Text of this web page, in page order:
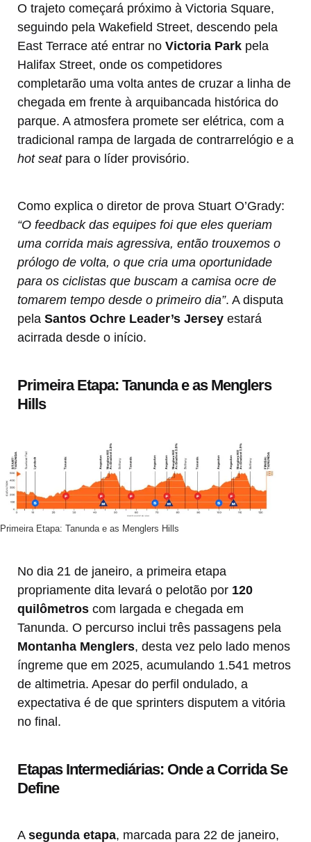
O trajeto começará próximo à Victoria Square,
seguindo pela Wakefield Street, descendo pela
East Terrace até entrar no Victoria Park pela
Halifax Street, onde os competidores
completarão uma volta antes de cruzar a linha de
chegada em frente à arquibancada histórica do
parque. A atmosfera promete ser elétrica, com a
tradicional rampa de largada de contrarrelógio e a
hot seatpara o líder provisório.
Como explica o diretor de prova Stuart O’Grady:
“O feedback das equipes foi que eles queriam
uma corrida mais agressiva, então trouxemos o
prólogo de volta, o que cria uma oportunidade
para os ciclistas que buscam a camisa ocre de
tomarem tempo desde o primeiro dia”. A disputa
pela Santos Ochre Leader’s Jersey estará
acirrada desde o início.
Primeira Etapa: Tanunda e as Menglers
Hills
Primeira Etapa: Tanunda e as Menglers Hills
No dia 21 de janeiro, a primeira etapa
propriamente dita levará o pelotão por 120
quilômetros com largada e chegada em
Tanunda. O percurso inclui três passagens pela
Montanha Menglers, desta vez pelo lado menos
íngreme que em 2025, acumulando 1.541 metros
de altimetria. Apesar do perfil ondulado, a
expectativa é de que sprinters disputem a vitória
no final.
Etapas Intermediárias: Onde a Corrida Se
Define
A segunda etapa, marcada para 22 de janeiro,